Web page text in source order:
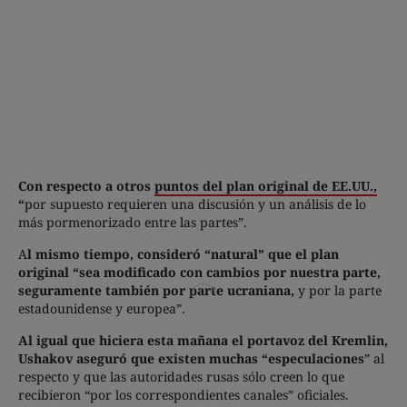
Con respecto a otros puntos del plan original de EE.UU.,
“por supuesto requieren una discusión y un análisis de lo
más pormenorizado entre las partes”.
Al mismo tiempo, consideró “natural” que el plan
original “sea modificado con cambios por nuestra parte,
seguramente también por parte ucraniana, y por la parte
estadounidense y europea”.
Al igual que hiciera esta mañana el portavoz del Kremlin,
Ushakov aseguró que existen muchas “especulaciones” al
respecto y que las autoridades rusas sólo creen lo que
recibieron “por los correspondientes canales” oficiales.